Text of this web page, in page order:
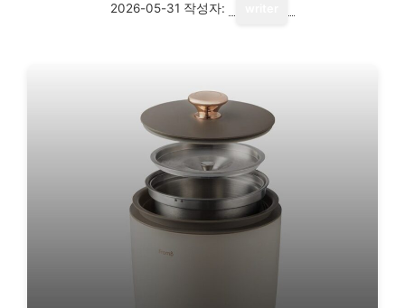
2026-05-31 작성자: